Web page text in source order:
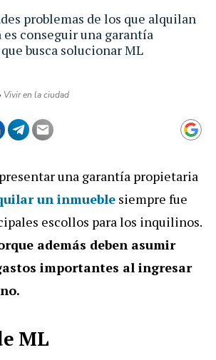
problemas de los que alquilan
conseguir una garantía
busca solucionar ML
Vivir en la ciudad
una garantía propietaria
un inmueble siempre fue
escollos para los inquilinos.
además deben asumir
importantes al ingresar
ML